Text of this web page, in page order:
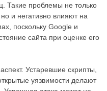
Такие проблемы не только
и негативно влияют на
поскольку Google и
сайта при оценке его
Устаревшие скрипты,
уязвимости делают